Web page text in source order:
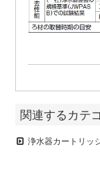
関連するカテ
浄水器カートリッ